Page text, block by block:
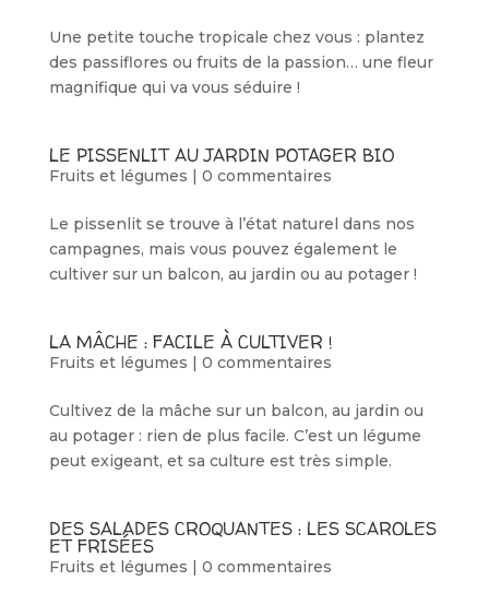
Une petite touche tropicale chez vous : plantez
des passiflores ou fruits de la passion… une fleur
magnifique qui va vous séduire !
LE PISSENLIT AU JARDIN POTAGER BIO
Fruits et légumes | 0 commentaires
Le pissenlit se trouve à l’état naturel dans nos
campagnes, mais vous pouvez également le
cultiver sur un balcon, au jardin ou au potager !
LA MÂCHE : FACILE À CULTIVER !
Fruits et légumes | 0 commentaires
Cultivez de la mâche sur un balcon, au jardin ou
au potager : rien de plus facile. C’est un légume
peut exigeant, et sa culture est très simple.
DES SALADES CROQUANTES : LES SCAROLES
ET FRISÉES
Fruits et légumes | 0 commentaires